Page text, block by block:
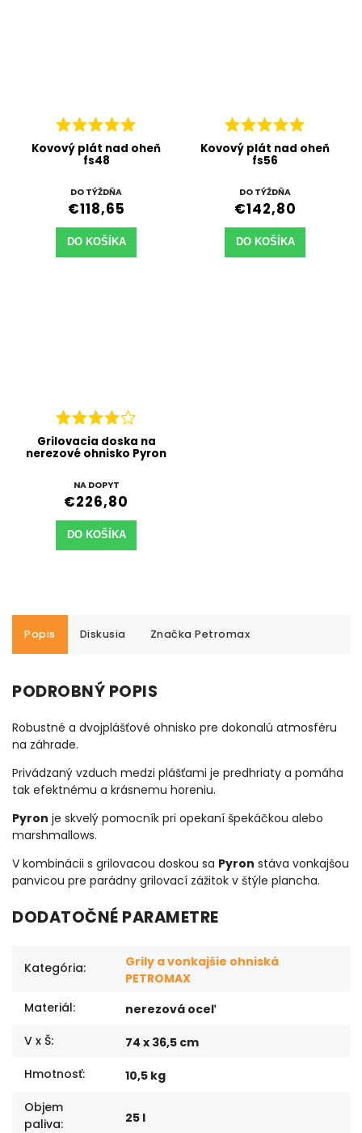
Kovový plát nad oheň
fs48
DO TÝŽDŇA
€118,65
DO KOŠÍKA
Kovový plát nad oheň
fs56
DO TÝŽDŇA
€142,80
DO KOŠÍKA
Grilovacia doska na
nerezové ohnisko Pyron
NA DOPYT
€226,80
DO KOŠÍKA
Popis Diskusia Značka Petromax
PODROBNÝ POPIS
Robustné a dvojplášťové ohnisko pre dokonalú atmosféru
na záhrade.
Privádzaný vzduch medzi plášťami je predhriaty a pomáha
tak efektnému a krásnemu horeniu.
Pyron je skvelý pomocník pri opekaní špekáčkou alebo
marshmallows.
V kombinácii s grilovacou doskou sa Pyron stáva vonkajšou
panvicou pre parádny grilovací zážitok v štýle plancha.
DODATOČNÉ PARAMETRE
Kategória:
Grily a vonkajšie ohniská
PETROMAX
Materiál:
nerezová oceľ
V x Š:
74 x 36,5 cm
Hmotnosť:
10,5 kg
Objem
paliva: 25 l